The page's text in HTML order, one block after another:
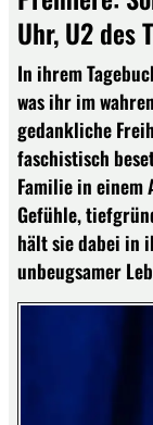
Uhr, U2 des
In ihrem
was ihr im
gedankliche
faschistisch
Familie in einem
Gefühle,
hält sie dabei in
unbeugsamer